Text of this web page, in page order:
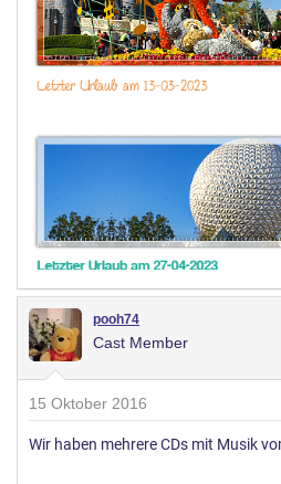
pooh74
Cast Member
15 Oktober 2016
Wir haben mehrere CDs mit Musik